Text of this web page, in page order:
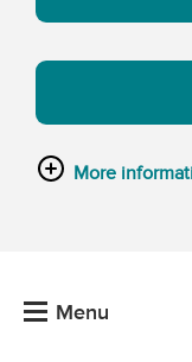
More
Menu